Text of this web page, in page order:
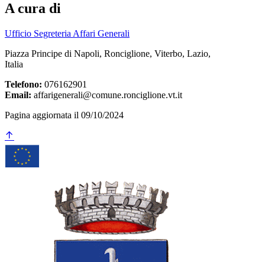
A cura di
Ufficio Segreteria Affari Generali
Piazza Principe di Napoli, Ronciglione, Viterbo, Lazio,
Italia
Telefono: 076162901
Email: affarigenerali@comune.ronciglione.vt.it
Pagina aggiornata il 09/10/2024